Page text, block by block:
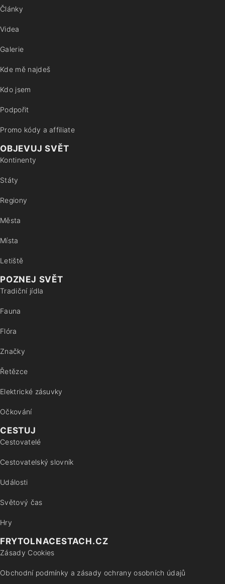
Články
Videa
Galerie
Kde mě najdeš
Kdo jsem
Podpořit
Promo kódy a affiliate
OBJEVUJ SVĚT
Kontinenty
Státy
Regiony
Města
Místa
Letiště
POZNEJ SVĚT
Tradiční jídla
Fauna
Flóra
Značky
Řetězce
Elektrické zásuvky
Očkování
CESTUJ
Cestovatelé
Cestovatelský slovník
Události
Světový čas
Hry
FRYTOLNACESTACH.CZ
Zásady Cookies
Obchodní podmínky a zásady ochrany osobních údajů